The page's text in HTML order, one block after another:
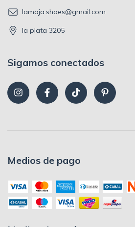
lamaja.shoes@gmail.com
la plata 3205
Sigamos conectados
Medios de pago